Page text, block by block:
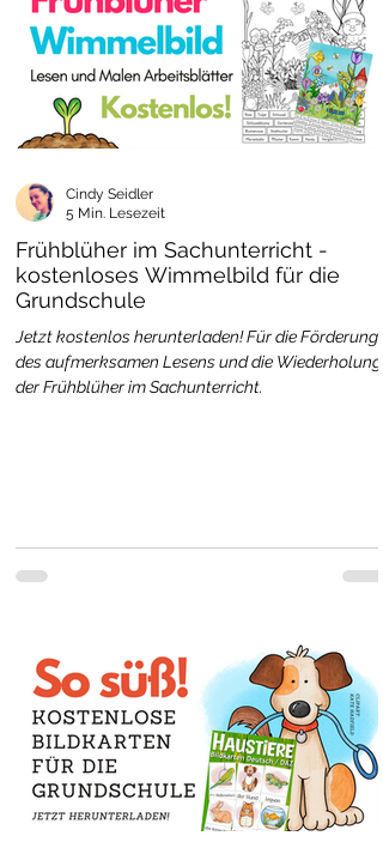
Frühblüher im Sachunterricht -
kostenloses Wimmelbild für die
Grundschule
Jetzt kostenlos herunterladen! Für die Förderung
des aufmerksamen Lesens und die Wiederholung
der Frühblüher im Sachunterricht.
Cindy Seidler
5 Min. Lesezeit